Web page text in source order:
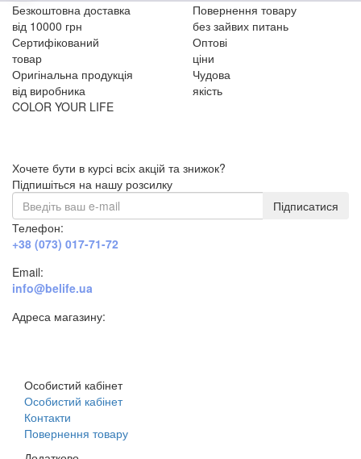
Безкоштовна доставка
від 10000 грн
Повернення товару
без зайвих питань
Сертифікований
товар
Оптові
ціни
Оригінальна продукція
від виробника
Чудова
якість
COLOR YOUR LIFE
Хочете бути в курсі всіх акцій та знижок?
Підпишіться на нашу розсилку
Підписатися
Телефон:
+38 (073) 017-71-72
Email:
info@belife.ua
Адреса магазину:
Особистий кабінет
Особистий кабінет
Контакти
Повернення товару